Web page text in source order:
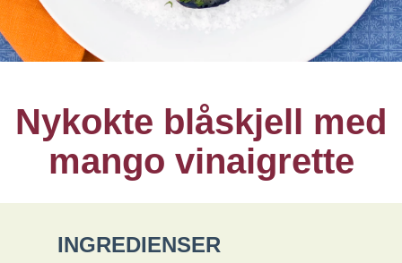
Nykokte blåskjell med
mango vinaigrette
INGREDIENSER